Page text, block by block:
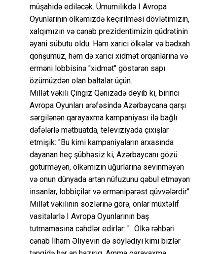
müşahidə ediləcək. Ümumilikdə I Avropa
Oyunlarının ölkəmizdə keçirilməsi dövlətimizin,
xalqımızın və cənab prezidentimizin qüdrətinin
əyani sübutu oldu. Həm xarici ölkələr və bədxah
qonşumuz, həm də xarici xidmət orqanlarına və
erməni lobbisinə "xidmət" göstərən sapı
özümüzdən olan baltalar üçün.
Millət vəkili Çingiz Qənizadə deyib ki, birinci
Avropa Oyunları ərəfəsində Azərbaycana qarşı
sərgilənən qarayaxma kampaniyası ilə bağlı
dəfələrlə mətbuatda, televiziyada çıxışlar
etmişik: "Bu kimi kampaniyaların arxasında
dayanan heç şübhəsiz ki, Azərbaycanı gözü
götürməyən, ölkəmizin uğurlarına sevinməyən
və onun dünyada artan nüfuzunu qəbul etməyən
insanlar, lobbiçilər və ermənipərəst qüvvələrdir".
Millət vəkilinin sözlərinə görə, onlar müxtəlif
vasitələrlə I Avropa Oyunlarının baş
tutmamasına cəhdlər edirlər: "...Ölkə rəhbəri
cənab İlham Əliyevin də söylədiyi kimi bizlər